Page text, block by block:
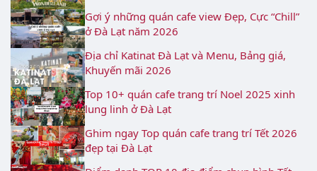
Gợi ý những quán cafe view Đẹp, Cực “Chill”
ở Đà Lạt năm 2026
Địa chỉ Katinat Đà Lạt và Menu, Bảng giá,
Khuyến mãi 2026
Top 10+ quán cafe trang trí Noel 2025 xinh
lung linh ở Đà Lạt
Ghim ngay Top quán cafe trang trí Tết 2026
đẹp tại Đà Lạt